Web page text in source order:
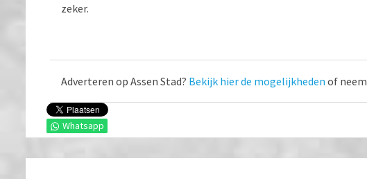
zeker.
Whatsapp
Adverteren op Assen Stad? Bekijk hier de mogelijkheden of neem